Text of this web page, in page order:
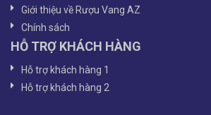
Giới thiệu về Rượu Vang AZ
Chính sách
HỖ TRỢ KHÁCH HÀNG
Hỗ trợ khách hàng 1
Hỗ trợ khách hàng 2